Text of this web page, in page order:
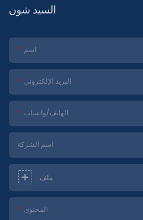
السيد شون
اسم
البريد الإلكتروني
الهاتف/واتساب
اسم الشركة
ملف
المحتوى